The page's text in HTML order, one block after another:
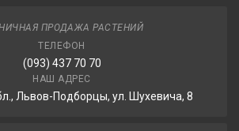
ПРОДАЖА РАСТЕНИЙ
ТЕЛЕФОН
(093) 437 70 70
НАШ АДРЕС
Львов-Подборцы, ул. Шухевича, 8